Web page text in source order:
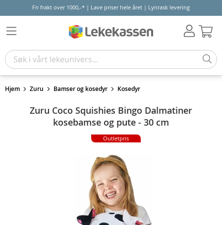
Fri frakt over 1000,-* | Lave priser hele året | Lynrask levering
Hjem Zuru Bamser og kosedyr Kosedyr
Zuru Coco Squishies Bingo Dalmatiner
kosebamse og pute - 30 cm
Outletpris